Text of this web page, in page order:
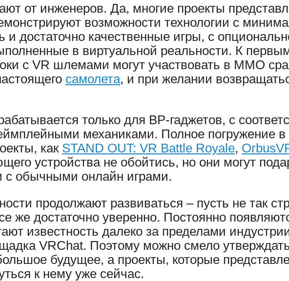
от инженеров. Да, многие проекты
возможности технологии с
и достаточно качественные игры, с
в виртуальной реальности. К
с VR шлемами могут участвовать в ММО
самолета, и при желании
только для ВР-гаджетов, с
механиками. Полное погружение
как STAND OUT: VR Battle Royale,
устройства не обойтись, но они могут
с обычными онлайн играми.
продолжают развиваться – пусть не так
же достаточно уверенно. Постоянно
известность далеко за пределами
VRChat. Поэтому можно смело
будущее, а проекты, которые
к нему уже сейчас.